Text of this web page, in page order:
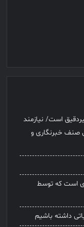
است/ نیازمند
صنف خبرنگاری و
است که توسط
داشته باشیم